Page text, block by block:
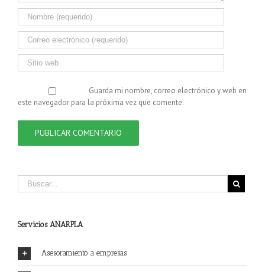
Guarda mi nombre, correo electrónico y web en
este navegador para la próxima vez que comente.
Servicios ANARPLA
Asesoramiento a empresas